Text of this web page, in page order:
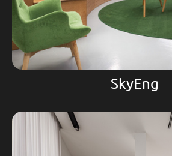
SkyEng